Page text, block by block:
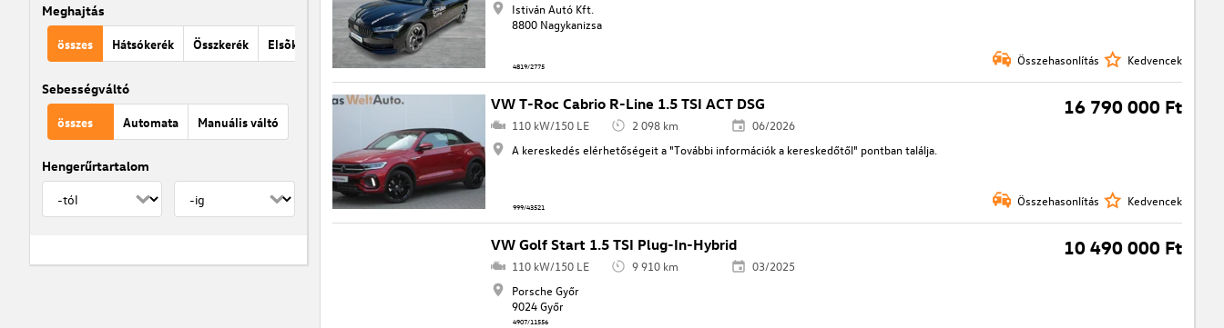
Meghajtás
összes Hátsókerék Összkerék Elsõkerék
Sebességváltó
összes Automata Manuális váltó
Hengerűrtartalom
Istiván Autó Kft.
8800 Nagykanizsa
4819/2775 Összehasonlítás Kedvencek
VW T-Roc Cabrio R-Line 1.5 TSI ACT DSG 16 790 000 Ft
110 kW/150 LE 2 098 km
06/2026
A kereskedés elérhetőségeit a "További információk a kereskedőtől" pontban találja.
999/43521 Összehasonlítás Kedvencek
VW Golf Start 1.5 TSI Plug-In-Hybrid 10 490 000 Ft
110 kW/150 LE 9 910 km
03/2025
Porsche Győr
9024 Győr
4907/11556